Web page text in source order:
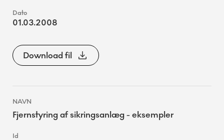
01.03.2008
Download fil
Fjernstyring af sikringsanlæg - eksempler